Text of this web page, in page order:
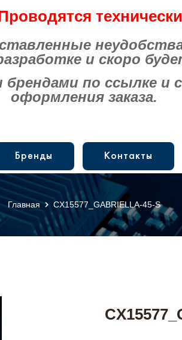
и скоро
по ссылке и
оформления заказа.
Бренды Контакты
Главная CX15577_GABRIELLA-45-S